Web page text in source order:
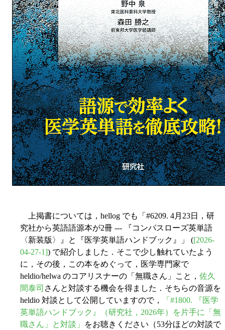
上掲書については，hellog でも「#6209. 4月23日，研
究社から英語語源本が2冊 --- 『コンパスローズ英単語
〈新装版〉』と『医学英単語ハンドブック』」 ([2026-
04-27-1]) で紹介しました．そこで少し触れていたよう
に，その後，この本をめぐって，医学専門家で
heldio/helwa のコアリスナーの「無職さん」こと， 佐久
間泰司 さんと対談する機会を得ました．そちらの音源を
heldio 対談として公開していますので，
「#1800. 『医学
英単語ハンドブック』（研究社，2026年）を片手に「無
職さん」と対談」
をお聴きください（53分ほどの対談で